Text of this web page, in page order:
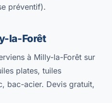
préventif).
la-Forêt
à Milly-la-Forêt sur
plates, tuiles
bac-acier. Devis gratuit,